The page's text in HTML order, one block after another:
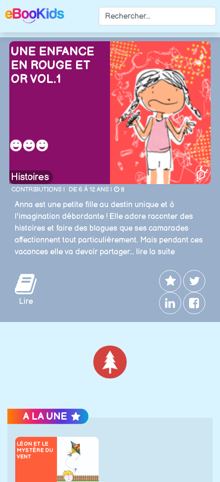
UNE ENFANCE
EN ROUGE ET
OR VOL.1
Histoires
CONTRIBUTIONS | DE 6 À 12 ANS | 8
Anna est une petite fille au destin unique et à
l'imagination débordante ! Elle adore raconter des
histoires et faire des blagues que ses camarades
affectionnent tout particulièrement. Mais pendant ces
vacances elle va devoir partager... lire la suite
Lire
Noël
A LA UNE
LÉON ET LE
MYSTÈRE DU
VENT